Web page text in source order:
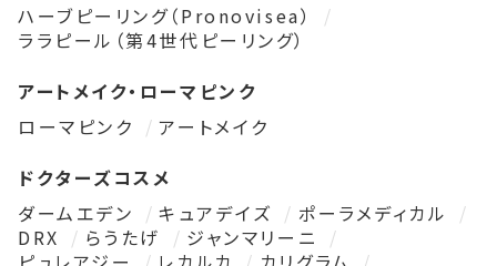
ハーブピーリング（Pronovisea）
ララピール（第4世代ピーリング）
アートメイク・ローマピンク
ローマピンク
アートメイク
ドクターズコスメ
ダームエデン
キュアデイズ
ポーラメディカル
DRX
らうたげ
ジャンマリーニ